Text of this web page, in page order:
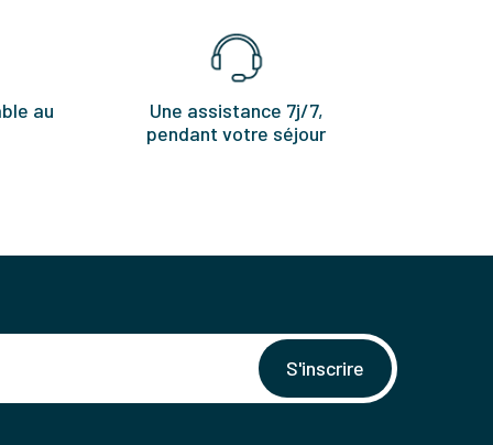
au
Une assistance 7j/7,
pendant votre séjour
S'inscrire